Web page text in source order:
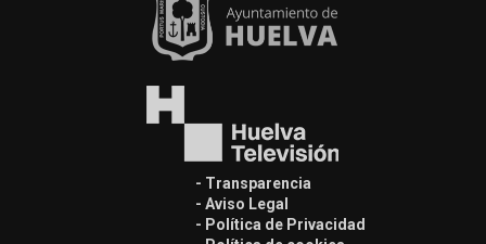
- Transparencia
- Aviso Legal
- Política de Privacidad